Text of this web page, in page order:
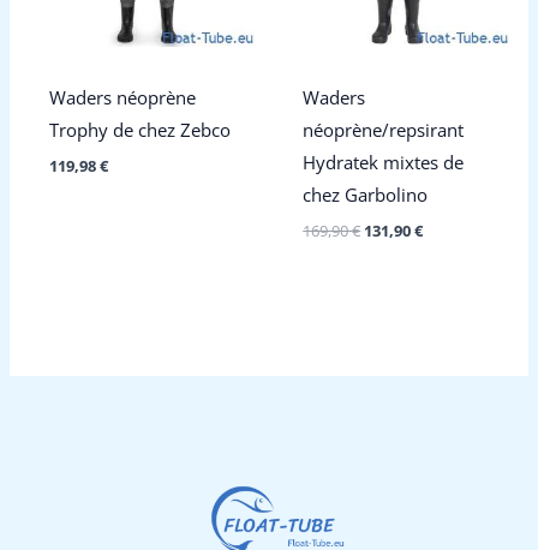
Waders néoprène
Trophy de chez Zebco
119,98€
Waders
néoprène/repsirant
Hydratek mixtes de
chez Garbolino
169,90€ Le
131,90€Le